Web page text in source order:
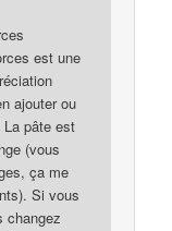
est une
ajouter ou
La pâte est
(vous
ça me
Si vous
changez